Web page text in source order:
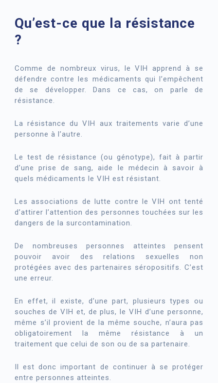
Qu’est-ce que la résistance
?
Comme de nombreux virus, le VIH apprend à se
défendre contre les médicaments qui l’empêchent
de se développer. Dans ce cas, on parle de
résistance.
La résistance du VIH aux traitements varie d’une
personne à l’autre.
Le test de résistance (ou génotype), fait à partir
d’une prise de sang, aide le médecin à savoir à
quels médicaments le VIH est résistant.
Les associations de lutte contre le VIH ont tenté
d’attirer l’attention des personnes touchées sur les
dangers de la surcontamination.
De nombreuses personnes atteintes pensent
pouvoir avoir des relations sexuelles non
protégées avec des partenaires séropositifs. C’est
une erreur.
En effet, il existe, d’une part, plusieurs types ou
souches de VIH et, de plus, le VIH d’une personne,
même s’il provient de la même souche, n’aura pas
obligatoirement la même résistance à un
traitement que celui de son ou de sa partenaire.
Il est donc important de continuer à se protéger
entre personnes atteintes.